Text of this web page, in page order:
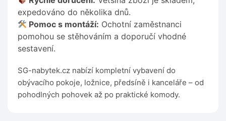
expedováno do několika dnů.
Pomoc s montáží: Ochotní zaměstnanci
pomohou se stěhováním a doporučí vhodné
sestavení.
SG-nabytek.cz nabízí kompletní vybavení do
obývacího pokoje, ložnice, předsíně i kanceláře – od
pohodlných pohovek až po praktické komody.